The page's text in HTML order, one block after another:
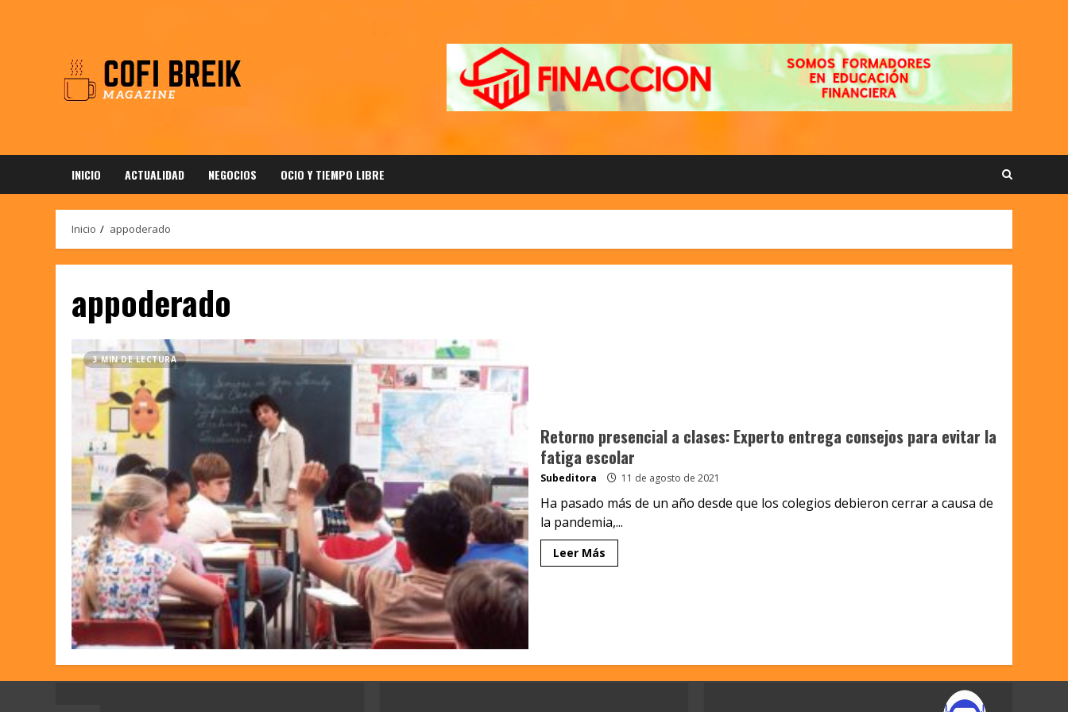
INICIO ACTUALIDAD NEGOCIOS OCIO Y TIEMPO LIBRE
Inicio appoderado
appoderado
3 MIN DE LECTURA
Retorno presencial a clases: Experto entrega consejos para evitar la
fatiga escolar
Subeditora 11 de agosto de 2021
Ha pasado más de un año desde que los colegios debieron cerrar a causa de
la pandemia,...
Leer Más